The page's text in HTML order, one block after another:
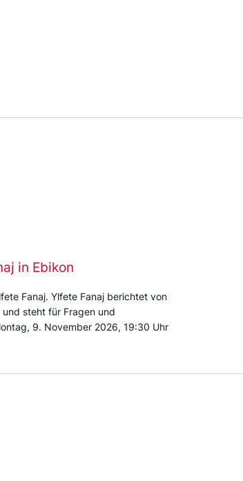
in Ebikon
Fanaj. Ylfete Fanaj berichtet von
steht für Fragen und
9. November 2026, 19:30 Uhr